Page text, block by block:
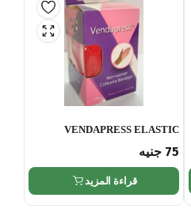
VENDAPRESS ELASTIC
75 جنيه
قراءة المزيد